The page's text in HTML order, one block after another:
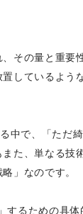
その量と重要
しているよう
中で、「ただ
た、単なる技
」なのです。
するための具